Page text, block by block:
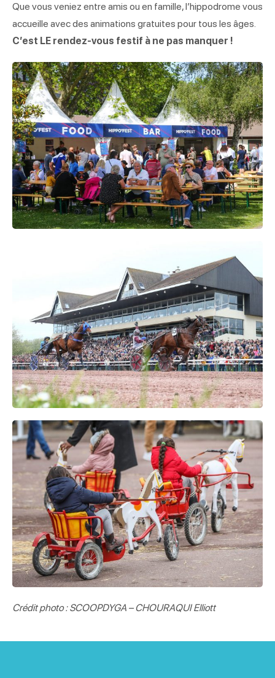
Que vous veniez entre amis ou en famille, l’hippodrome vous
accueille avec des animations gratuites pour tous les âges.
C’est LE rendez-vous festif à ne pas manquer !
Crédit photo : SCOOPDYGA – CHOURAQUI Elliott